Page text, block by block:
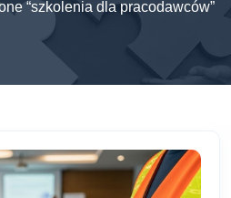
“szkolenia dla pracodawców”